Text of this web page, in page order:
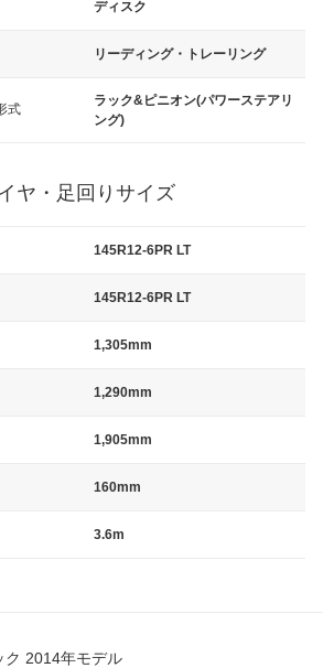
ディスク
リーディング・トレーリング
式
ラック&ピニオン(パワーステアリ
ング)
ヤ・足回りサイズ
145R12-6PR LT
145R12-6PR LT
1,305mm
1,290mm
1,905mm
160mm
3.6m
ク 2014年モデル